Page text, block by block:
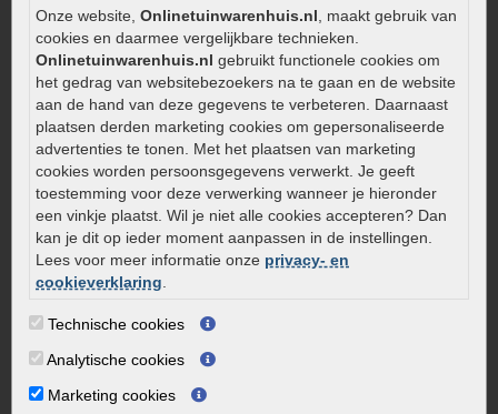
Onze website, Onlinetuinwarenhuis.nl , maakt gebruik van
cookies en daarmee vergelijkbare technieken.
Onlinetuinwarenhuis.nl gebruikt functionele cookies om
het gedrag van websitebezoekers na te gaan en de website
aan de hand van deze gegevens te verbeteren. Daarnaast
plaatsen derden marketing cookies om gepersonaliseerde
advertenties te tonen. Met het plaatsen van marketing
cookies worden persoonsgegevens verwerkt. Je geeft
toestemming voor deze verwerking wanneer je hieronder
een vinkje plaatst. Wil je niet alle cookies accepteren? Dan
kan je dit op ieder moment aanpassen in de instellingen.
Lees voor meer informatie onze privacy- en
cookieverklaring
Technische cookies
Analytische cookies
Marketing cookies
Onderhoud van gebakken bestrating
Aanlegtips voor gebakken bestrating
Zelf een terras aanleggen
Kleine stadstuin inrichten
0320 – 219170
Kaapstanderweg 41
8243 RB Lelystad
info@onlinetuinwarenhuis.nl
Routebeschrijving
Openingstijden
Maandag
Dinsdag
Woensdag